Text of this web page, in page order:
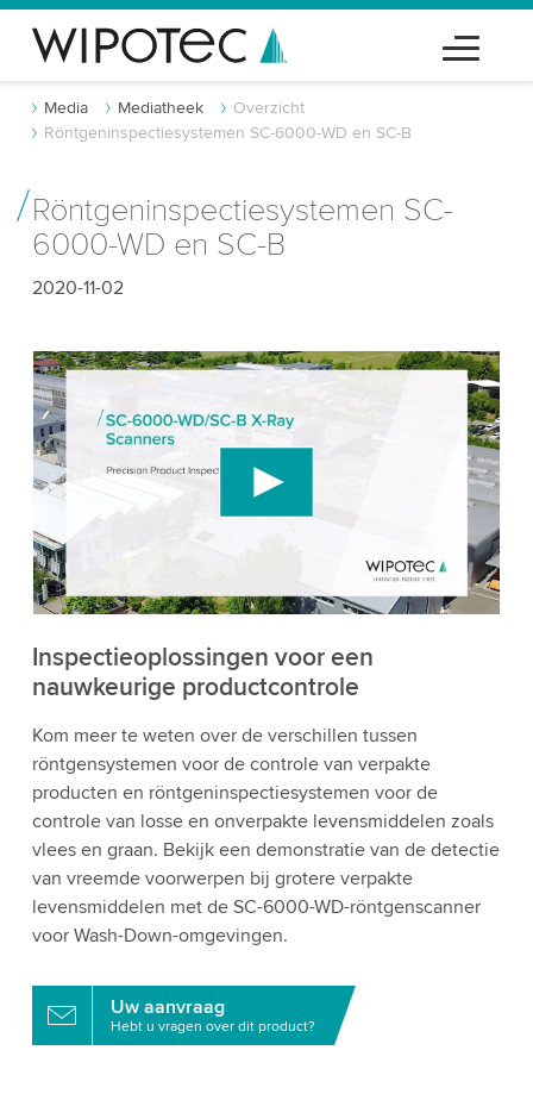
Media Mediatheek
Overzicht
Röntgeninspectiesystemen SC-6000-WD en SC-B
Röntgeninspectiesystemen SC-
6000-WD en SC-B
2020-11-02
We hebben uw toestemming nodig om de
YouTube-videodienst te laden!
We gebruiken een service van derden om
videocontent in te sluiten die gegevens over uw
activiteit kan verzamelen. Gelieve de details te
video te bekijken.
Inspectieoplossingen voor een
nauwkeurige productcontrole
Kom meer te weten over de verschillen tussen
röntgensystemen voor de controle van verpakte
producten en röntgeninspectiesystemen voor de
controle van losse en onverpakte levensmiddelen zoals
vlees en graan. Bekijk een demonstratie van de detectie
van vreemde voorwerpen bij grotere verpakte
levensmiddelen met de SC-6000-WD-röntgenscanner
voor Wash-Down-omgevingen.
Uw aanvraag
Hebt u vragen over dit product?